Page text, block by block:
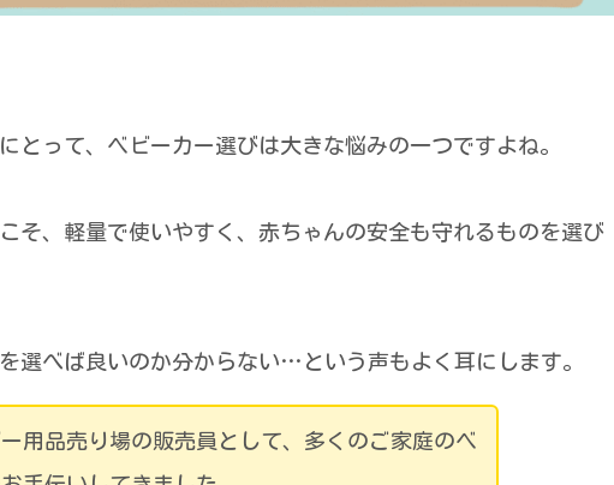
とって、ベビーカー選びは大きな悩みの一つですよね。
そ、軽量で使いやすく、赤ちゃんの安全も守れるものを選び
選べば良いのか分からない…という声もよく耳にします。
用品売り場の販売員として、多くのご家庭のベ